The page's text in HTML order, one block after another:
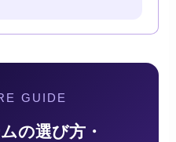
GUIDE
の選び方・